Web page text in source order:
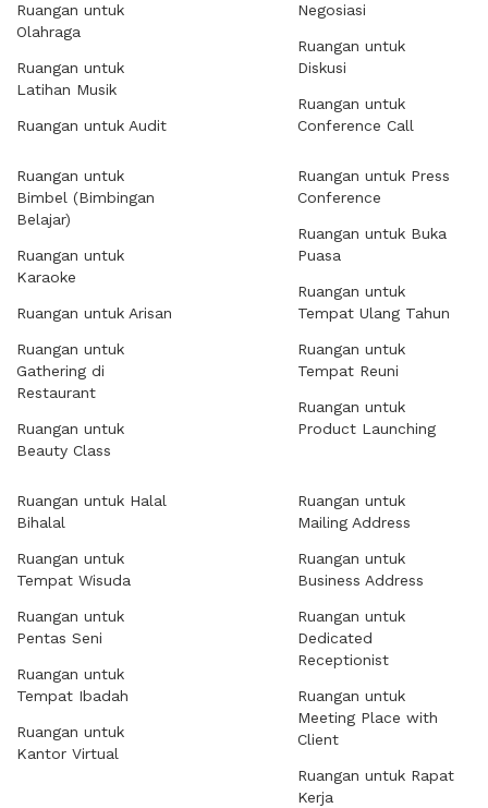
Ruangan untuk
Olahraga
Ruangan untuk
Latihan Musik
Ruangan untuk Audit
Negosiasi
Ruangan untuk
Diskusi
Ruangan untuk
Conference Call
Ruangan untuk
Bimbel (Bimbingan
Belajar)
Ruangan untuk
Karaoke
Ruangan untuk Arisan
Ruangan untuk
Gathering di
Restaurant
Ruangan untuk
Beauty Class
Ruangan untuk Press
Conference
Ruangan untuk Buka
Puasa
Ruangan untuk
Tempat Ulang Tahun
Ruangan untuk
Tempat Reuni
Ruangan untuk
Product Launching
Ruangan untuk Halal
Bihalal
Ruangan untuk
Tempat Wisuda
Ruangan untuk
Pentas Seni
Ruangan untuk
Tempat Ibadah
Ruangan untuk
Kantor Virtual
Ruangan untuk
Mailing Address
Ruangan untuk
Business Address
Ruangan untuk
Dedicated
Receptionist
Ruangan untuk
Meeting Place with
Client
Ruangan untuk Rapat
Kerja